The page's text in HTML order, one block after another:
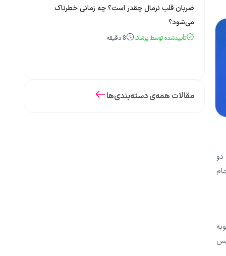
دو
پس
ضربان قلب نرمال چقدر است؟ چه زمانی خطرناک
می‌شود؟
تأییدشده توسط پزشک 8دقیقه
مقالات همه‌ی دسته‌بندی‌ها